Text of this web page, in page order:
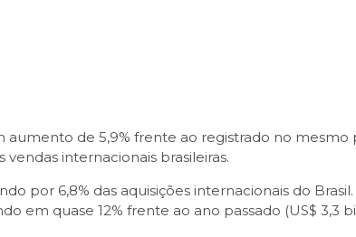
aumento de 5,9% frente ao registrado no mesmo
internacionais brasileiras.
por 6,8% das aquisições internacionais do Brasil.
em quase 12% frente ao ano passado (US$ 3,3